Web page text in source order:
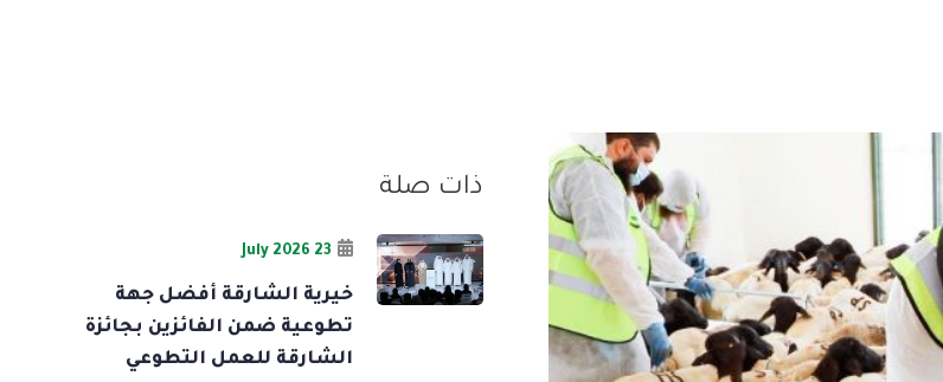
ذات صلة
23 July 2026
خيرية الشارقة أفضل جهة
تطوعية ضمن الفائزين بجائزة
الشارقة للعمل التطوعي